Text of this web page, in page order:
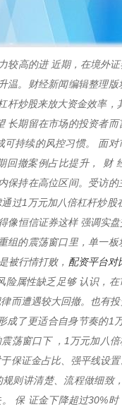
较高的进 近期，在境外
温。财经新闻编辑整理
杆炒股来放大资金效率，
长期留在市场的投资者
持续的风控习惯。 面
撤案例占比提升， 财
保持在高位区间。受访
过1万元加八倍杠杆炒股
像恒信证券这样 强调实
组的震荡窗口里，单一
被行情打败， 配资平台对
属性缺乏足够 认识，
而遭遇较大回撤。也有
成了更适合自身节奏的1
荡窗口下 ，1万元加八
保证金占比、强平线设
则讲清楚、流程做细致
保 证金下降超过30%